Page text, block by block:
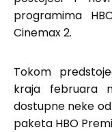
programima
Cinemax 2.
Tokom
kraja februara
dostupne neke
paketa HBO